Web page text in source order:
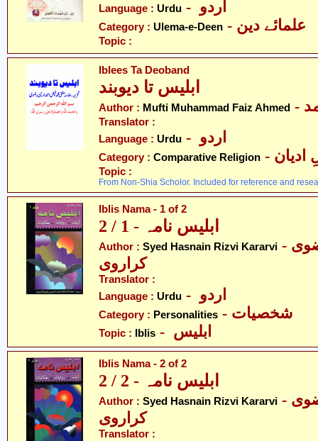
Language : Urdu
Category : Ulema-e-Deen - علمائے دین
Topic :
Iblees Ta Deoband
Author : Mufti Muhammad Faiz Ahmed
Translator :
Language : Urdu
Category : Comparative Religion ادیان
Topic :
From Non-Shia Scholor. Included for reference and
Iblis Nama - 1 of 2
ابلیس نامہ - 1 / 2
Author : Syed Hasnain Rizvi Kararvi - سیّد حسنین رضوی
کراروی
Translator :
Language : Urdu
Category : Personalities - شخصیات
Topic : Iblis
Iblis Nama - 2 of 2
ابلیس نامہ - 2 / 2
Author : Syed Hasnain Rizvi Kararvi - سیّد حسنین رضوی
کراروی
Translator :